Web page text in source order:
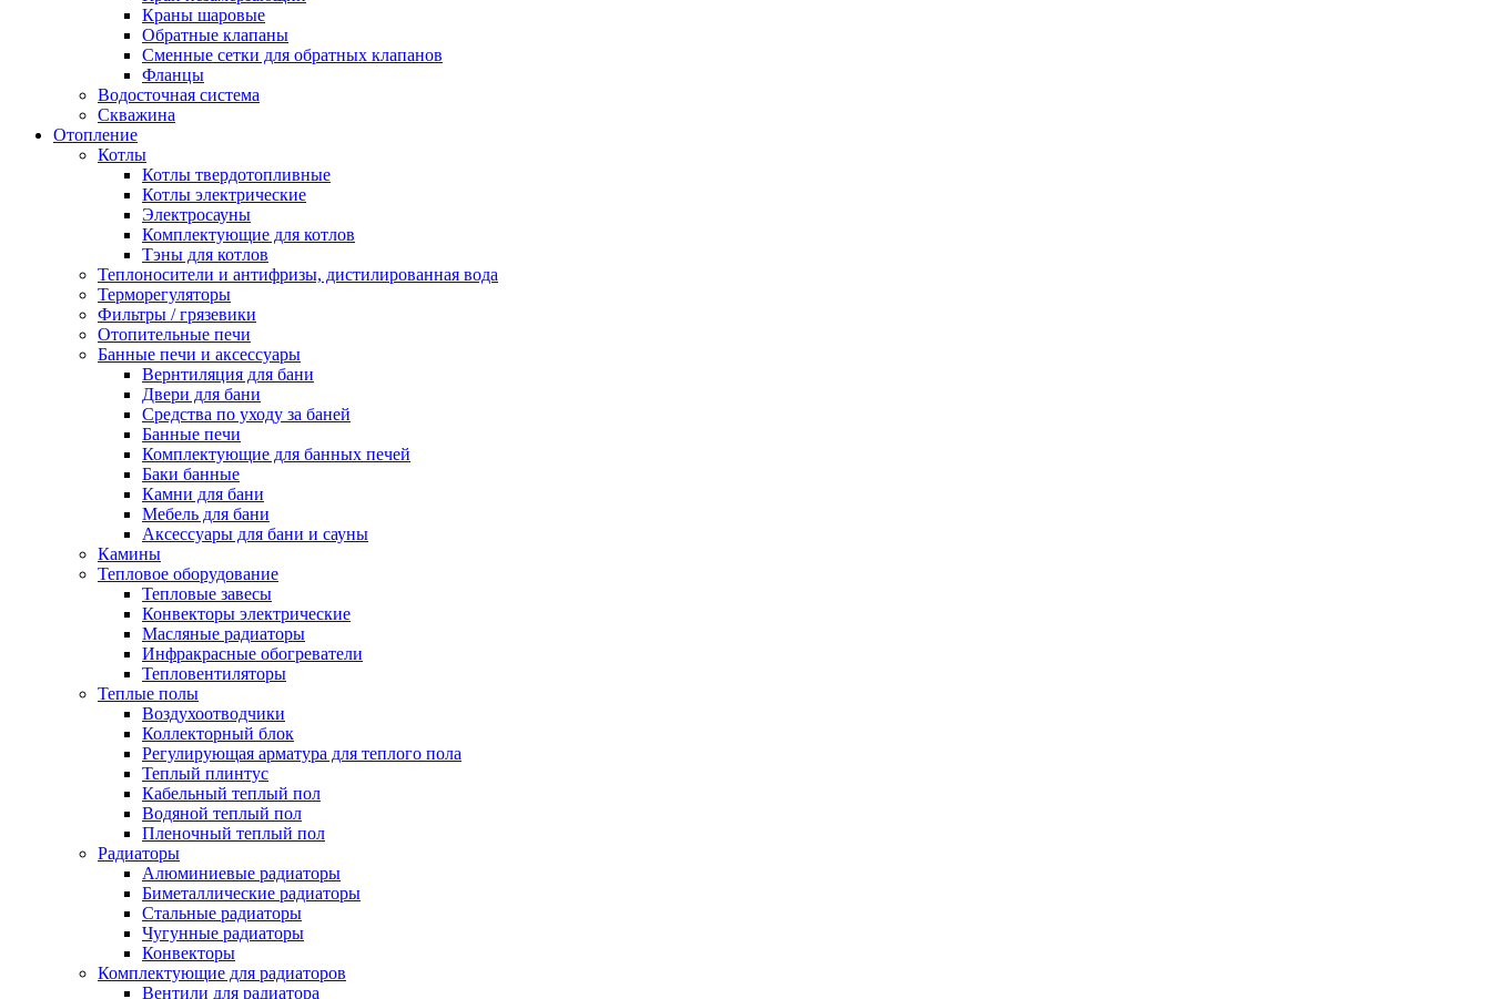
Краны шаровые
Обратные клапаны
Сменные сетки для обратных клапанов
Фланцы
Водосточная система
Скважина
Отопление
Котлы
Котлы твердотопливные
Котлы электрические
Электросауны
Комплектующие для котлов
Тэны для котлов
Теплоносители и антифризы, дистилированная вода
Терморегуляторы
Фильтры / грязевики
Отопительные печи
Банные печи и аксессуары
Вернтиляция для бани
Двери для бани
Средства по уходу за баней
Банные печи
Комплектующие для банных печей
Баки банные
Камни для бани
Мебель для бани
Аксессуары для бани и сауны
Камины
Тепловое оборудование
Тепловые завесы
Конвекторы электрические
Масляные радиаторы
Инфракрасные обогреватели
Тепловентиляторы
Теплые полы
Воздухоотводчики
Коллекторный блок
Регулирующая арматура для теплого пола
Теплый плинтус
Кабельный теплый пол
Водяной теплый пол
Пленочный теплый пол
Радиаторы
Алюминиевые радиаторы
Биметаллические радиаторы
Стальные радиаторы
Чугунные радиаторы
Конвекторы
Комплектующие для радиаторов
Вентили для радиатора